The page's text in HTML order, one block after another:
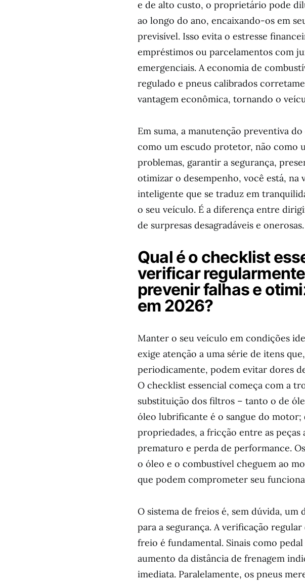
e de alto custo, o proprietário pode
ao longo do ano, encaixando-os em
previsível. Isso evita o estresse
empréstimos ou parcelamentos com
emergenciais. A economia de
regulado e pneus calibrados
vantagem econômica, tornando o
Em suma, a manutenção preventiva
como um escudo protetor, não como
problemas, garantir a segurança,
otimizar o desempenho, você está,
inteligente que se traduz em
o seu veículo. É a diferença entre
de surpresas desagradáveis e onerosas.
Qual é o checklist
verificar
prevenir falhas e
em 2026?
Manter o seu veículo em condições
exige atenção a uma série de itens
periodicamente, podem evitar dores
O checklist essencial começa com a
substituição dos filtros – tanto o de
óleo lubrificante é o sangue do motor;
propriedades, a fricção entre as peças
prematuro e perda de performance.
o óleo e o combustível cheguem ao
que podem comprometer seu
O sistema de freios é, sem dúvida,
para a segurança. A verificação
freio é fundamental. Sinais como
aumento da distância de frenagem
imediata. Paralelamente, os pneus